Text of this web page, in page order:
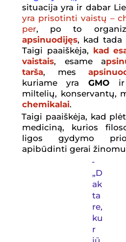
situacija yra ir dabar
yra prisotinti vaistų –
per, po to
apsinuodijęs, kad tada
Taigi paaiškėja, kad
vaistais, esame a
tarša, mes
kuriame yraGMO ir
miltelių, konservantų,
chemikalai.
Taigi paaiškėja, kad
mediciną, kurios
ligos gydymo
apibūdinti gerai
-
„D
ak
ta
re,
ku
r